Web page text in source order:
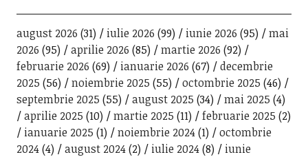
august 2026 (31) iulie 2026 (99) iunie 2026 (95)
mai
2026 (95) aprilie 2026 (85) martie 2026 (92)
februarie 2026 (69) ianuarie 2026 (67)
decembrie
2025 (56) noiembrie 2025 (55) octombrie 2025 (46)
septembrie 2025 (55) august 2025 (34) mai 2025 (4)
aprilie 2025 (10) martie 2025 (11) februarie 2025 (2)
ianuarie 2025 (1) noiembrie 2024(1)
octombrie
2024(4) august 2024(2) iulie 2024(8)
iunie